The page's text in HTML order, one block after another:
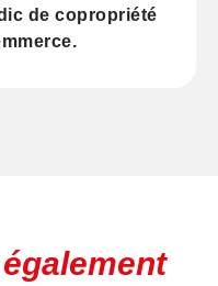
de copropriété
.
également